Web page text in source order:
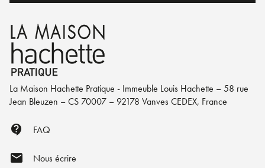
La Maison Hachette Pratique - Immeuble Louis Hachette – 58 rue
Jean Bleuzen – CS 70007 – 92178 Vanves CEDEX, France
contact_support FAQ
mail Nous écrire